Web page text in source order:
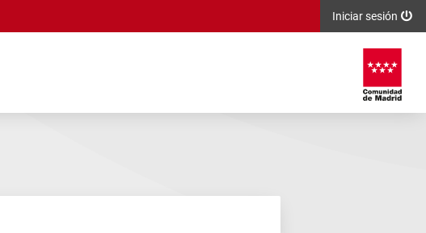
Iniciar sesión